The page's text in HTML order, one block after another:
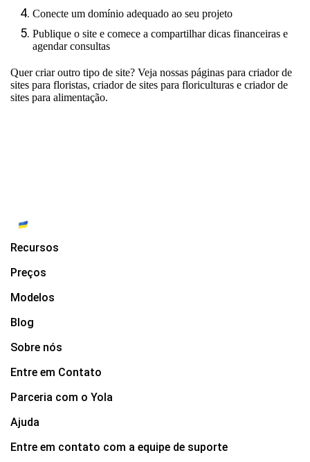
Conecte um domínio adequado ao seu projeto
Publique o site e comece a compartilhar dicas financeiras e
agendar consultas
Quer criar outro tipo de site? Veja nossas páginas para criador de
sites para floristas, criador de sites para floriculturas e criador de
sites para alimentação.
Recursos
Preços
Modelos
Blog
Sobre nós
Entre em Contato
Parceria com o Yola
Ajuda
Entre em contato com a equipe de suporte